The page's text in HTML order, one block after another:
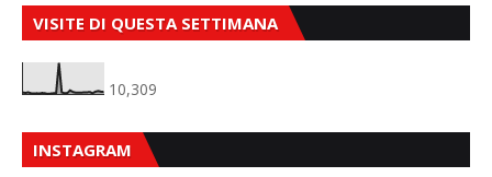
VISITE DI QUESTA SETTIMANA
10,309
INSTAGRAM